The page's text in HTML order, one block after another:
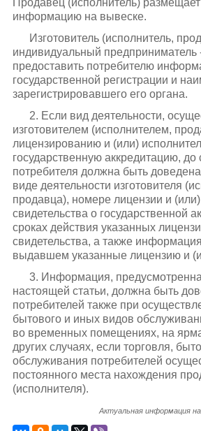
информацию на вывеске.
Изготовитель (исполнитель,
индивидуальный предприниматель
предоставить потребителю
государственной регистрации и
зарегистрировавшего его органа.
2. Если вид деятельности,
изготовителем (исполнителем,
лицензированию и (или)
государственную аккредитацию, до
потребителя должна быть
виде деятельности изготовителя
продавца), номере лицензии и
свидетельства о государственной
сроках действия указанных
свидетельства, а также
выдавшем указанные лицензию и
3. Информация,
настоящей статьи, должна быть
потребителей также при
бытового и иных видов
во временных помещениях, на
других случаях, если торговля,
обслуживания потребителей
постоянного места нахождения
(исполнителя).
Актуальная информация